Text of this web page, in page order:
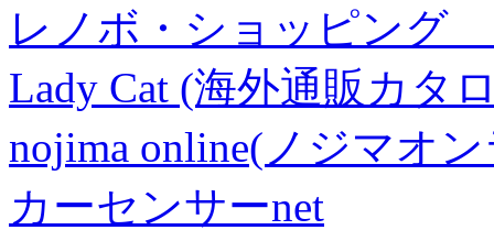
レノボ・ショッピング
Lady Cat (海外通販カタ
nojima online(ノジマオ
カーセンサーnet